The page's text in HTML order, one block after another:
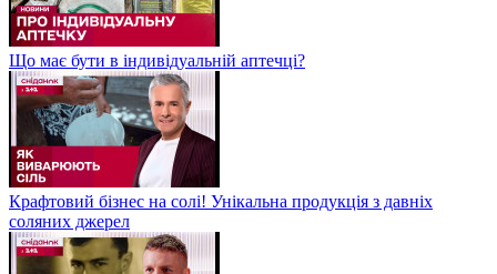
Що має бути в індивідуальній аптечці?
Крафтовий бізнес на солі! Унікальна продукція з давніх
соляних джерел